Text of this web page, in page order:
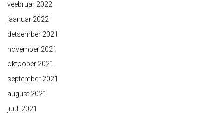
veebruar 2022
jaanuar 2022
detsember 2021
november 2021
oktoober 2021
september 2021
august 2021
juuli 2021